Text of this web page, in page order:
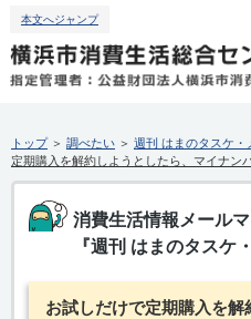
本文へジャンプ
トップ＞ 調べたい ＞ 週刊 はまのタスケ・
定期購入を解約しようとしたら、マイナン
消費生活情報メール
『週刊はまのタスケ
お試しだけで定期購入を